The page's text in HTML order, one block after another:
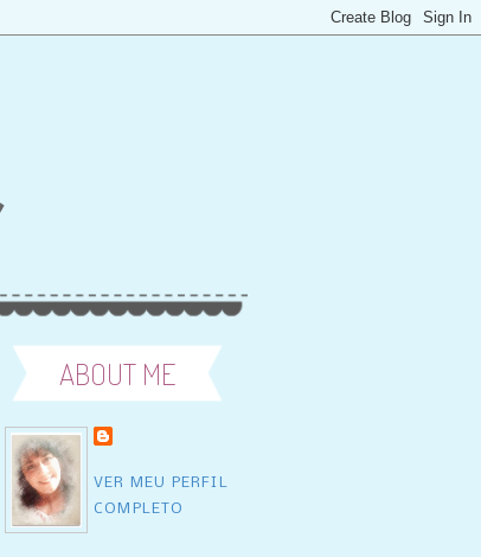
ABOUT ME
VER MEU PERFIL
COMPLETO